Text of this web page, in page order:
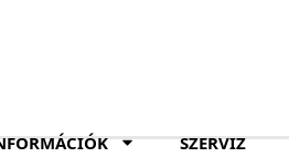
SZERVIZ